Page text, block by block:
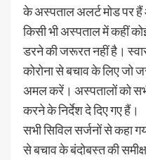
के अस्पताल अलर्ट मोड पर
किसी भी अस्पताल में कहीं
डरने की जरूरत नहीं है।
कोरोना से बचाव के लिए जो
अमल करें। अस्पतालों को
करने के निर्देश दे दिए गए हैं।
सभी सिविल सर्जनों से कहा
से बचाव के बंदोबस्त की